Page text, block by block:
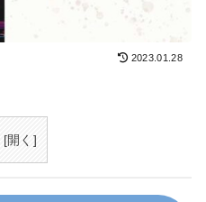
2023.01.28
[開く ]